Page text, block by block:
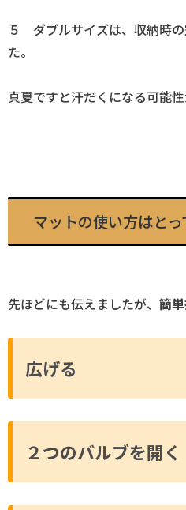
５ ダブルサイズは、収納時
た。
真夏ですと汗だくになる可能性
マットの使い方はと
先ほどにも伝えましたが、 簡
広げる
２つのバルブを開く